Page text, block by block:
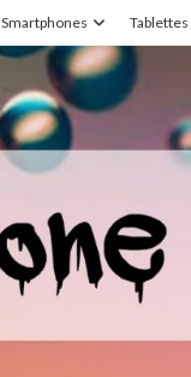
Smartphones Tablettes